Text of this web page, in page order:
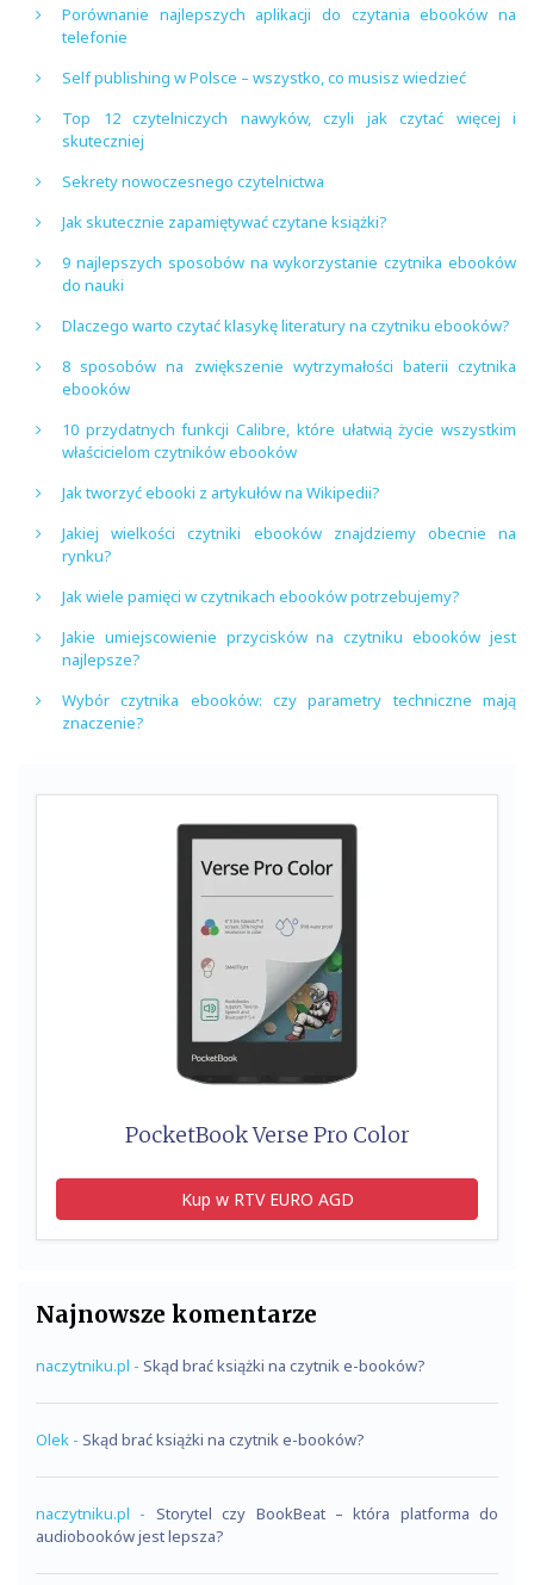
Porównanie najlepszych aplikacji do czytania ebooków na
telefonie
Self publishing w Polsce – wszystko, co musisz wiedzieć
Top 12 czytelniczych nawyków, czyli jak czytać więcej i
skuteczniej
Sekrety nowoczesnego czytelnictwa
Jak skutecznie zapamiętywać czytane książki?
9 najlepszych sposobów na wykorzystanie czytnika ebooków
do nauki
Dlaczego warto czytać klasykę literatury na czytniku ebooków?
8 sposobów na zwiększenie wytrzymałości baterii czytnika
ebooków
10 przydatnych funkcji Calibre, które ułatwią życie wszystkim
właścicielom czytników ebooków
Jak tworzyć ebooki z artykułów na Wikipedii?
Jakiej wielkości czytniki ebooków znajdziemy obecnie na
rynku?
Jak wiele pamięci w czytnikach ebooków potrzebujemy?
Jakie umiejscowienie przycisków na czytniku ebooków jest
najlepsze?
Wybór czytnika ebooków: czy parametry techniczne mają
znaczenie?
PocketBook Verse Pro Color
Kup w RTV EURO AGD
Najnowsze komentarze
naczytniku.pl - Skąd brać książki na czytnik e-booków?
Olek - Skąd brać książki na czytnik e-booków?
naczytniku.pl - Storytel czy BookBeat – która platforma do
audiobooków jest lepsza?